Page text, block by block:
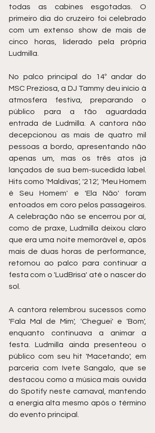
todas as cabines esgotadas. O
primeiro dia do cruzeiro foi celebrado
com um extenso show de mais de
cinco horas, liderado pela própria
Ludmilla.
No palco principal do 14º andar do
MSC Preziosa, a DJ Tammy deu início à
atmosfera festiva, preparando o
público para a tão aguardada
entrada de Ludmilla. A cantora não
decepcionou as mais de quatro mil
pessoas a bordo, apresentando não
apenas um, mas os três atos já
lançados de sua bem-sucedida label.
Hits como 'Maldivas', '212', 'Meu Homem
é Seu Homem' e 'Ela Não' foram
entoados em coro pelos passageiros.
A celebração não se encerrou por aí,
como de praxe, Ludmilla deixou claro
que era uma noite memorável e, após
mais de duas horas de performance,
retornou ao palco para continuar a
festa com o 'LudBrisa' até o nascer do
sol.
A cantora relembrou sucessos como
'Fala Mal de Mim', 'Cheguei' e 'Bom',
enquanto continuava a animar a
festa. Ludmilla ainda presenteou o
público com seu hit 'Macetando', em
parceria com Ivete Sangalo, que se
destacou como a música mais ouvida
do Spotify neste carnaval, mantendo
a energia alta mesmo após o término
do evento principal.